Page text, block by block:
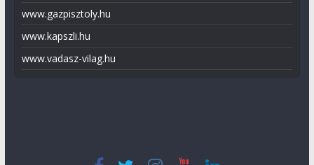
www.gazpisztoly.hu
www.kapszli.hu
www.vadasz-vilag.hu